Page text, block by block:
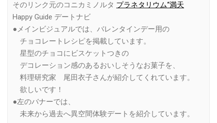
そのリンク元のコニカミノルタ プラネタリウム“満天
Happy Guide デートナビ
●メインビジュアルでは、バレンタインデー用の
チョコレートレシピを掲載しています。
星型のチョコにビスケットつきの
デコレーション感のあるおいしそうなお菓子を、
料理研究家 尾田衣子さんが紹介してくれています。
欲しいです！
●左のバナーでは、
未来から過去へ異空間体験デートを紹介しています。